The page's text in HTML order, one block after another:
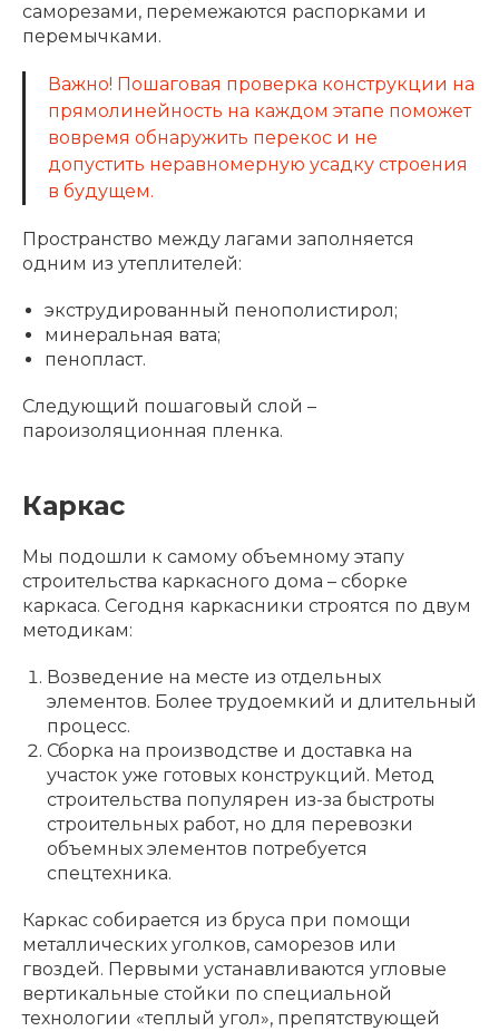
саморезами, перемежаются распорками и
перемычками.
Важно! Пошаговая проверка конструкции на
прямолинейность на каждом этапе поможет
вовремя обнаружить перекос и не
допустить неравномерную усадку строения
в будущем.
Пространство между лагами заполняется
одним из утеплителей:
экструдированный пенополистирол;
минеральная вата;
пенопласт.
Следующий пошаговый слой –
пароизоляционная пленка.
Каркас
Мы подошли к самому объемному этапу
строительства каркасного дома – сборке
каркаса. Сегодня каркасники строятся по двум
методикам:
Возведение на месте из отдельных
элементов. Более трудоемкий и длительный
процесс.
Сборка на производстве и доставка на
участок уже готовых конструкций. Метод
строительства популярен из-за быстроты
строительных работ, но для перевозки
объемных элементов потребуется
спецтехника.
Каркас собирается из бруса при помощи
металлических уголков, саморезов или
гвоздей. Первыми устанавливаются угловые
вертикальные стойки по специальной
технологии «теплый угол», препятствующей